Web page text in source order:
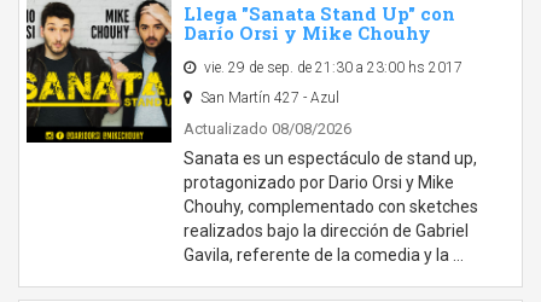
Llega "Sanata Stand Up" con
Darío Orsi y Mike Chouhy
vie. 29 de sep. de 21:30 a 23:00 hs 2017
San Martín 427 - Azul
Actualizado 08/08/2026
Sanata es un espectáculo de stand up,
protagonizado por Dario Orsi y Mike
Chouhy, complementado con sketches
realizados bajo la dirección de Gabriel
Gavila, referente de la comedia y la …